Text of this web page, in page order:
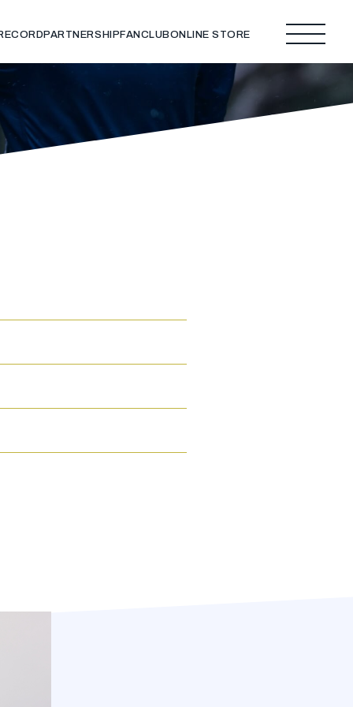
PARTNERSHIP FANCLUBONLINE STORE